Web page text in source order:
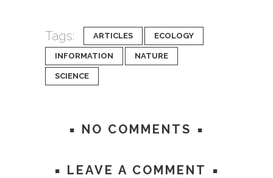
Tags: ARTICLES ECOLOGY
INFORMATION NATURE
SCIENCE
NO COMMENTS
LEAVE A COMMENT